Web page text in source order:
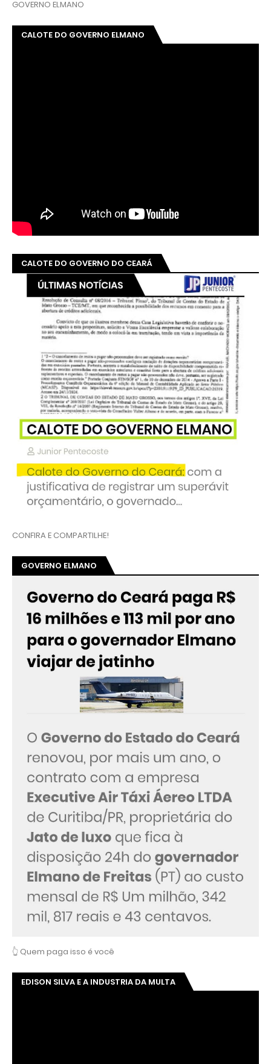
GOVERNO ELMANO
CALOTE DO GOVERNO ELMANO
CALOTE DO GOVERNO DO CEARÁ
CONFIRA E COMPARTILHE!
GOVERNO ELMANO
👆 Quem paga isso é você
EDISON SILVA E A INDUSTRIA DA MULTA